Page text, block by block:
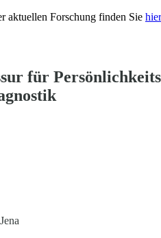
aktuellen Forschung finden Sie hier
für